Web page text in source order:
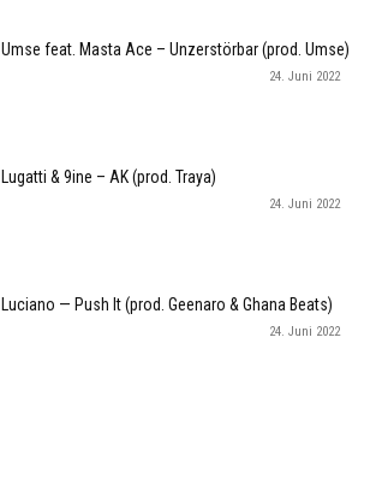
Umse feat. Masta Ace – Unzerstörbar (prod. Umse)
24. Juni 2022
Lugatti & 9ine – AK (prod. Traya)
24. Juni 2022
Luciano — Push It (prod. Geenaro & Ghana Beats)
24. Juni 2022